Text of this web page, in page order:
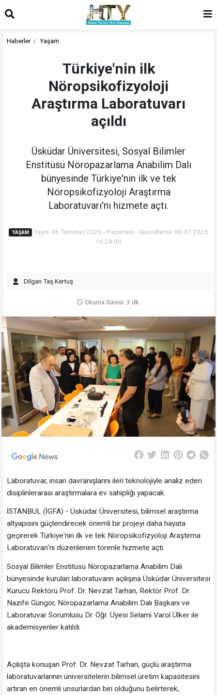
Haberler Yaşam
Türkiye'nin ilk
Nöropsikofizyoloji
Araştırma Laboratuvarı
açıldı
Üsküdar Üniversitesi, Sosyal Bilimler
Enstitüsü Nöropazarlama Anabilim Dalı
bünyesinde Türkiye'nin ilk ve tek
Nöropsikofizyoloji Araştırma
Laboratuvarı'nı hizmete açtı.
YAŞAM
Yayın: 06 Temmuz 2026 - Pazartesi - Güncelleme: 06.07.2026
16:28:00
Dilgan Taş Kertuş
Okuma Süresi: 3 dk.
Laboratuvar, insan davranışlarını ileri teknolojiyle analiz eden
disiplinlerarası araştırmalara ev sahipliği yapacak.
İSTANBUL (İGFA) - Üsküdar Üniversitesi, bilimsel araştırma
altyapısını güçlendirecek önemli bir projeyi daha hayata
geçirerek Türkiye'nin ilk ve tek Nöropsikofizyoloji Araştırma
Laboratuvarı'nı düzenlenen törenle hizmete açtı.
Sosyal Bilimler Enstitüsü Nöropazarlama Anabilim Dalı
bünyesinde kurulan laboratuvarın açılışına Üsküdar Üniversitesi
Kurucu Rektörü Prof. Dr. Nevzat Tarhan, Rektör Prof. Dr.
Nazife Güngör, Nöropazarlama Anabilim Dalı Başkanı ve
Laboratuvar Sorumlusu Dr. Öğr. Üyesi Selami Varol Ülker ile
akademisyenler katıldı.
Açılışta konuşan Prof. Dr. Nevzat Tarhan, güçlü araştırma
laboratuvarlarının üniversitelerin bilimsel üretim kapasitesini
artıran en önemli unsurlardan biri olduğunu belirterek,